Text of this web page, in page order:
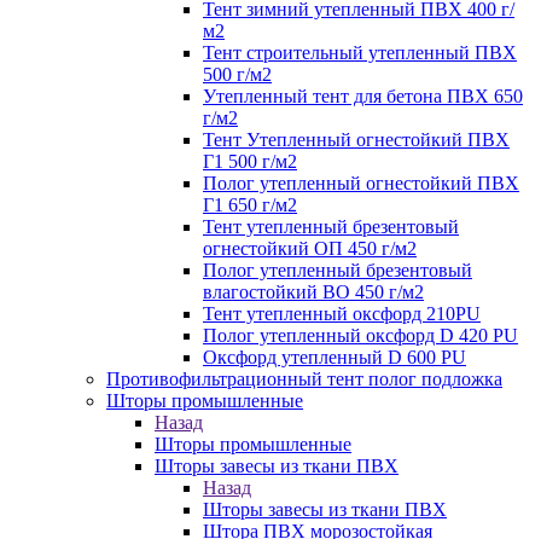
Тент зимний утепленный ПВХ 400 г/
м2
Тент строительный утепленный ПВХ
500 г/м2
Утепленный тент для бетона ПВХ 650
г/м2
Тент Утепленный огнестойкий ПВХ
Г1 500 г/м2
Полог утепленный огнестойкий ПВХ
Г1 650 г/м2
Тент утепленный брезентовый
огнестойкий ОП 450 г/м2
Полог утепленный брезентовый
влагостойкий ВО 450 г/м2
Тент утепленный оксфорд 210PU
Полог утепленный оксфорд D 420 PU
Оксфорд утепленный D 600 PU
Противофильтрационный тент полог подложка
Шторы промышленные
Назад
Шторы промышленные
Шторы завесы из ткани ПВХ
Назад
Шторы завесы из ткани ПВХ
Штора ПВХ морозостойкая